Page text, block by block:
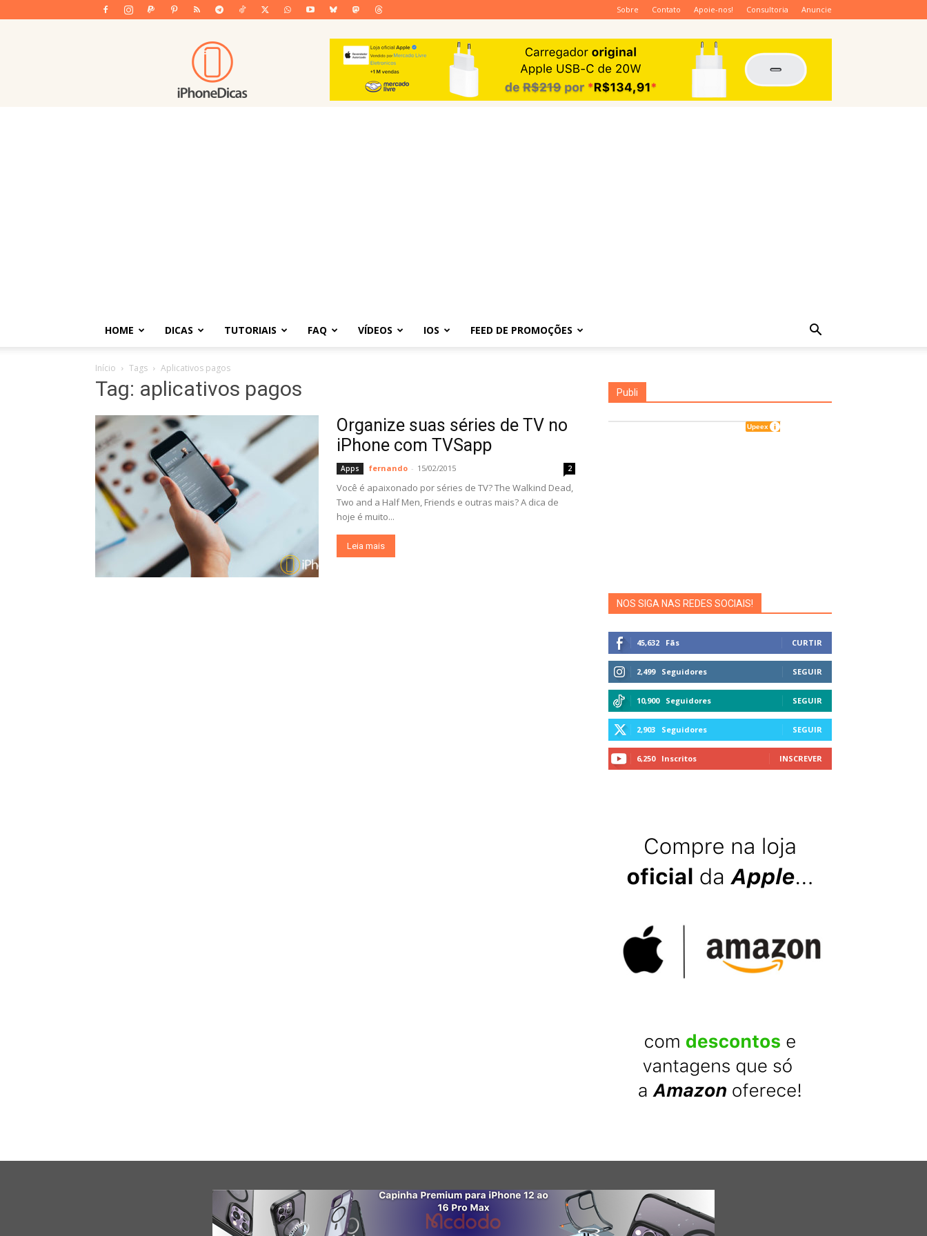
Sobre Contato Apoie-nos! Consultoria Anuncie
iPhoneDicas
HOME DICAS TUTORIAIS FAQ VÍDEOS IOS FEED DE PROMOÇÕES
Início Tags Aplicativos pagos
Tag: aplicativos pagos
Organize suas séries de TV no
iPhone com TVSapp
Apps fernando - 15/02/2015 2
Você é apaixonado por séries de TV? The Walkind Dead,
Two and a Half Men, Friends e outras mais? A dica de
hoje é muito...
Leia mais
Publi
NOS SIGA NAS REDES SOCIAIS!
45,632 Fãs CURTIR
2,499 Seguidores SEGUIR
10,900 Seguidores SEGUIR
2,903 Seguidores SEGUIR
6,250 Inscritos INSCREVER